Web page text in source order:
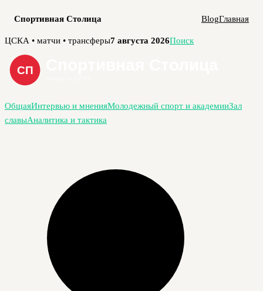
Спортивная Столица BlogГлавная
Перейти
содержимому
ЦСКА • матчи • трансферы7 августа 2026Поиск
ОбщаяИнтервью и мненияМолодежный спорт и академииЗал
славыАналитика и тактика